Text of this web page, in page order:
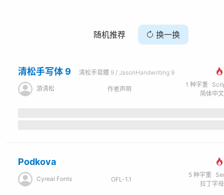
随机推荐 换一换
清松手写体 9 清松手寫體 9 / JasonHandwriting 9
游清松 作者声明
1 种字重
Podkova
Cyreal Fonts OFL-1.1
5种字重